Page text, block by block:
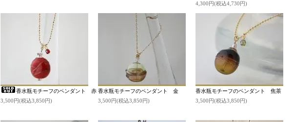
4,300円(税込4,730円)
香水瓶モチーフのペンダント 赤
3,500円(税込3,850円)
香水瓶モチーフのペンダント 金
3,500円(税込3,850円)
香水瓶モチーフのペンダント 焦茶
3,500円(税込3,850円)